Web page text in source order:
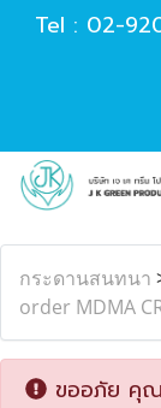
Tel : 02-
กระดานสนทนา
order MDMA
ขออภัย คุณ